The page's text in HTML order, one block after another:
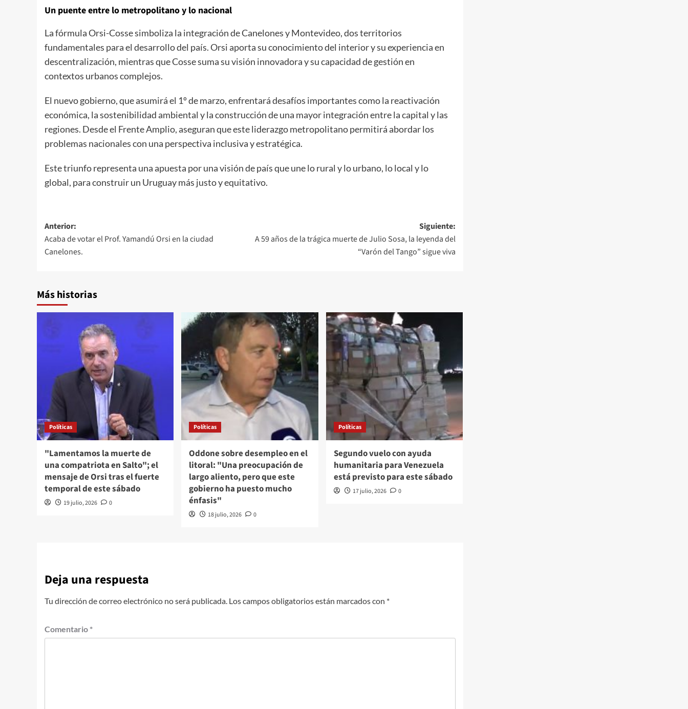
Un puente entre lo metropolitano y lo nacional
La fórmula Orsi-Cosse simboliza la integración de Canelones y Montevideo, dos territorios
fundamentales para el desarrollo del país. Orsi aporta su conocimiento del interior y su experiencia en
descentralización, mientras que Cosse suma su visión innovadora y su capacidad de gestión en
contextos urbanos complejos.
El nuevo gobierno, que asumirá el 1º de marzo, enfrentará desafíos importantes como la reactivación
económica, la sostenibilidad ambiental y la construcción de una mayor integración entre la capital y las
regiones. Desde el Frente Amplio, aseguran que este liderazgo metropolitano permitirá abordar los
problemas nacionales con una perspectiva inclusiva y estratégica.
Este triunfo representa una apuesta por una visión de país que une lo rural y lo urbano, lo local y lo
global, para construir un Uruguay más justo y equitativo.
Navegación
de
entradas
Anterior:
Acaba de votar el Prof. Yamandú Orsi en la ciudad
Canelones.
Siguiente:
A 59 años de la trágica muerte de Julio Sosa, la leyenda del
“Varón del Tango” sigue viva
Más historias
Políticas
"Lamentamos la muerte de
una compatriota en Salto"; el
mensaje de Orsi tras el fuerte
temporal de este sábado
19 julio, 2026 0
Políticas
Oddone sobre desempleo en el
litoral: "Una preocupación de
largo aliento, pero que este
gobierno ha puesto mucho
énfasis"
18 julio, 2026 0
Políticas
Segundo vuelo con ayuda
humanitaria para Venezuela
está previsto para este sábado
17 julio, 2026 0
Deja una respuesta
Tu dirección de correo electrónico no será publicada. Los campos obligatorios están marcados con *
Comentario *